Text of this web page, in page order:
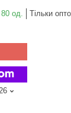
од. Тільки